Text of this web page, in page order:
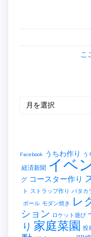
こ
Facebook うちわ作り う
経済新聞 イベ
グ コースター作り
ト ストラップ作り パタカ
ボール モダン焼き レ
ション ロケット遊び
り 家庭菜園 投